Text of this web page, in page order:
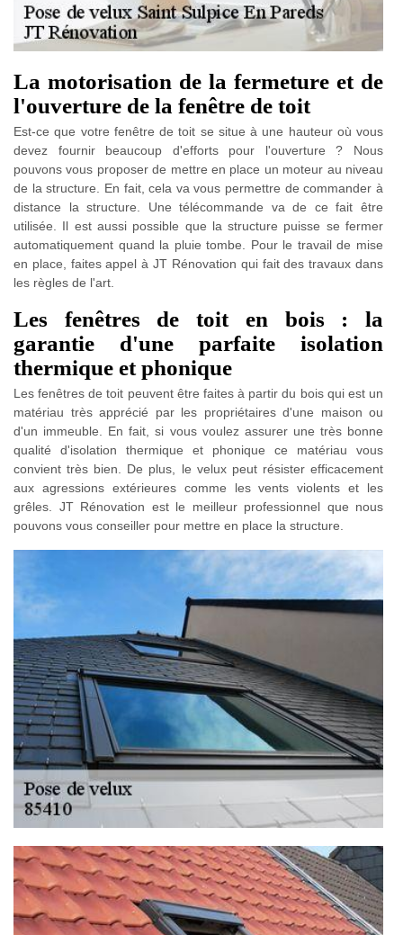
La motorisation de la fermeture et de
l'ouverture de la fenêtre de toit
Est-ce que votre fenêtre de toit se situe à une hauteur où vous
devez fournir beaucoup d'efforts pour l'ouverture ? Nous
pouvons vous proposer de mettre en place un moteur au niveau
de la structure. En fait, cela va vous permettre de commander à
distance la structure. Une télécommande va de ce fait être
utilisée. Il est aussi possible que la structure puisse se fermer
automatiquement quand la pluie tombe. Pour le travail de mise
en place, faites appel à JT Rénovation qui fait des travaux dans
les règles de l'art.
Les fenêtres de toit en bois : la
garantie d'une parfaite isolation
thermique et phonique
Les fenêtres de toit peuvent être faites à partir du bois qui est un
matériau très apprécié par les propriétaires d'une maison ou
d'un immeuble. En fait, si vous voulez assurer une très bonne
qualité d'isolation thermique et phonique ce matériau vous
convient très bien. De plus, le velux peut résister efficacement
aux agressions extérieures comme les vents violents et les
grêles. JT Rénovation est le meilleur professionnel que nous
pouvons vous conseiller pour mettre en place la structure.